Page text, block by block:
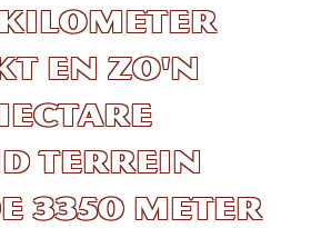
kilometer
en zo'n
terrein
3350 meter